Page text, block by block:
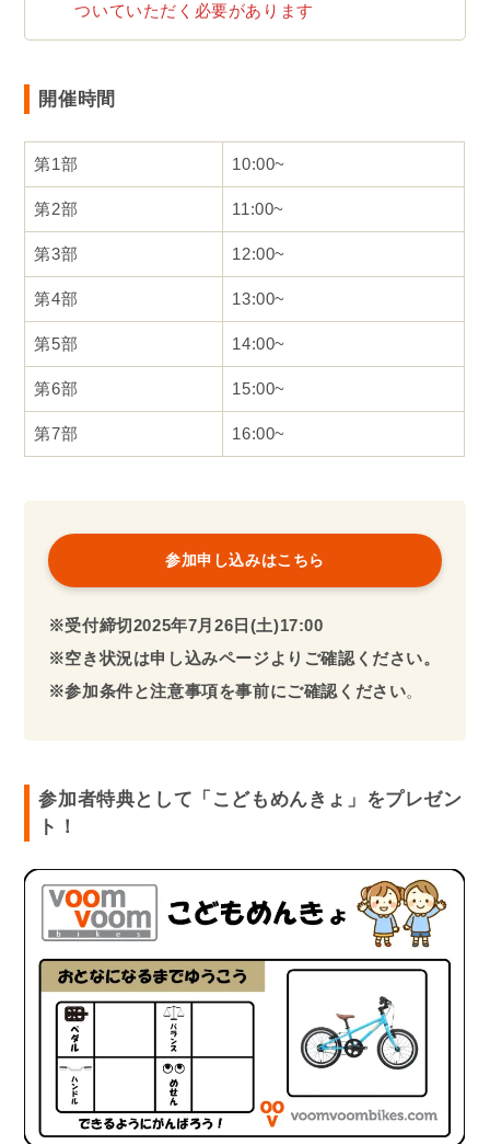
ついていただく必要があります
開催時間
第1部 10:00~
第2部 11:00~
第3部 12:00~
第4部 13:00~
第5部 14:00~
第6部 15:00~
第7部 16:00~
参加申し込みはこちら
※受付締切2025年7月26日(土)17:00
※空き状況は申し込みページよりご確認ください。
※参加条件と注意事項を事前にご確認ください。
参加者特典として「こどもめんきょ」をプレゼン
ト！